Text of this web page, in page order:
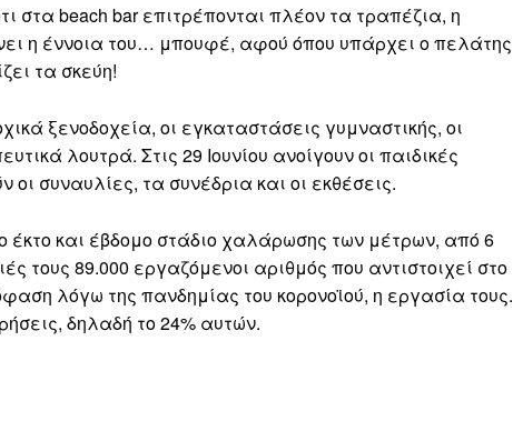
στα beach bar επιτρέπονται πλέον τα τραπέζια, η
η έννοια του… μπουφέ, αφού όπου υπάρχει ο πελάτης
τα σκεύη!
ξενοδοχεία, οι εγκαταστάσεις γυμναστικής, οι
λουτρά. Στις 29 Ιουνίου ανοίγουν οι παιδικές
οι συναυλίες, τα συνέδρια και οι εκθέσεις.
και έβδομο στάδιο χαλάρωσης των μέτρων, από 6
τους 89.000 εργαζόμενοι αριθμός που αντιστοιχεί στο
λόγω της πανδημίας του κορονοϊού, η εργασία τους.
δηλαδή το 24% αυτών.